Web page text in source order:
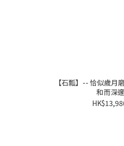
【石瓢】-- 恰似歲月
和而深